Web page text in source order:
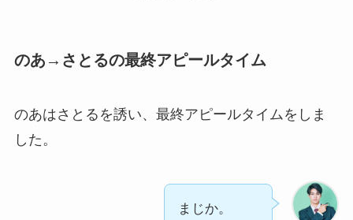
のあ→さとるの最終アピールタイム
のあはさとるを誘い、最終アピールタイムをしま
した。
まじか。